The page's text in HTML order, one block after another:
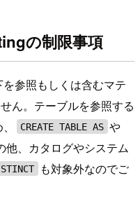
の制限事項
参照もしくは含むマテ
ん。テーブルを参照する
CREATE TABLE AS や
他、カタログやシステム
も対象外なのでご